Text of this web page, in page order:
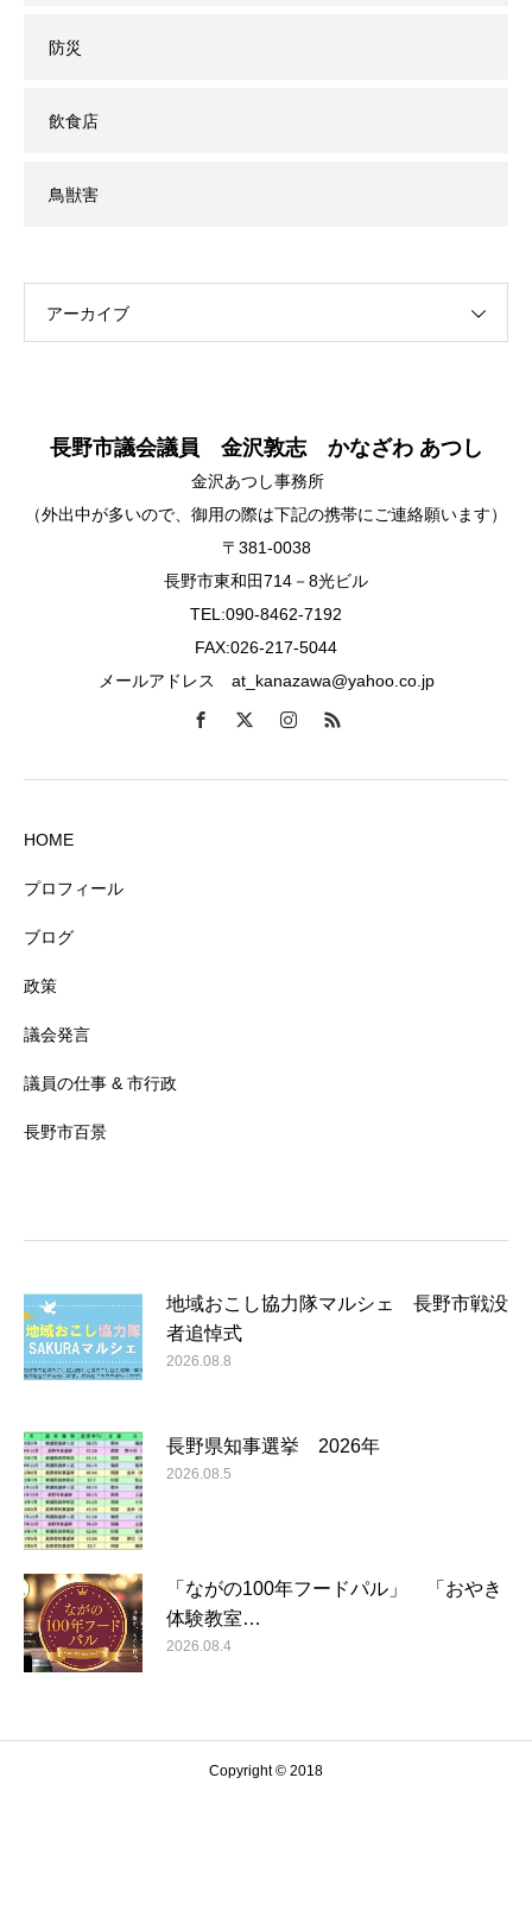
防災
飲食店
鳥獣害
アーカイブ
長野市議会議員 金沢敦志 かなざわ あつし
金沢あつし事務所
（外出中が多いので、御用の際は下記の携帯にご連絡願います）
〒381-0038
長野市東和田714－8光ビル
TEL:090-8462-7192
FAX:026-217-5044
メールアドレス at_kanazawa@yahoo.co.jp
HOME
プロフィール
ブログ
政策
議会発言
議員の仕事 & 市行政
長野市百景
地域おこし協力隊マルシェ 長野市戦没
者追悼式
2026.08.8
長野県知事選挙 2026年
2026.08.5
「ながの100年フードパル」 「おやき
体験教室…
2026.08.4
Copyright © 2018